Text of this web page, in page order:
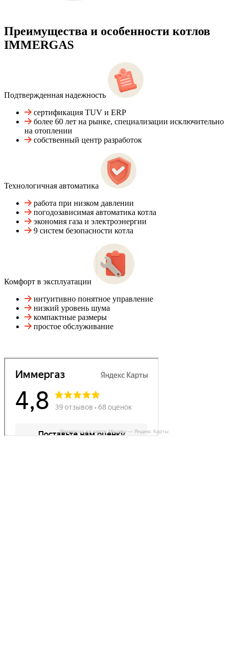
Преимущества и особенности котлов
IMMERGAS
Подтвержденная надежность
сертификация TUV и ERP
более 60 лет на рынке, специализации исключительно
на отоплении
собственный центр разработок
Технологичная автоматика
работа при низком давлении
погодозависимая автоматика котла
экономия газа и электроэнергии
9 систем безопасности котла
Комфорт в эксплуатации
интуитивно понятное управление
низкий уровень шума
компактные размеры
простое обслуживание
Иммергаз на карте Москвы — Яндекс Карты